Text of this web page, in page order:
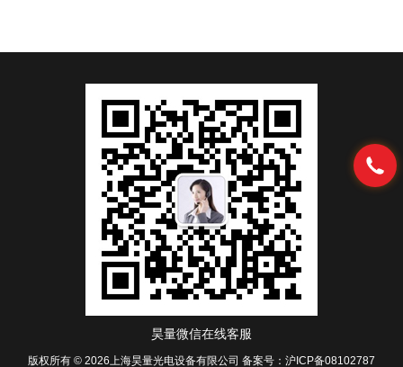
昊量微信在线客服
版权所有 © 2026上海昊量光电设备有限公司 备案号：沪ICP备08102787